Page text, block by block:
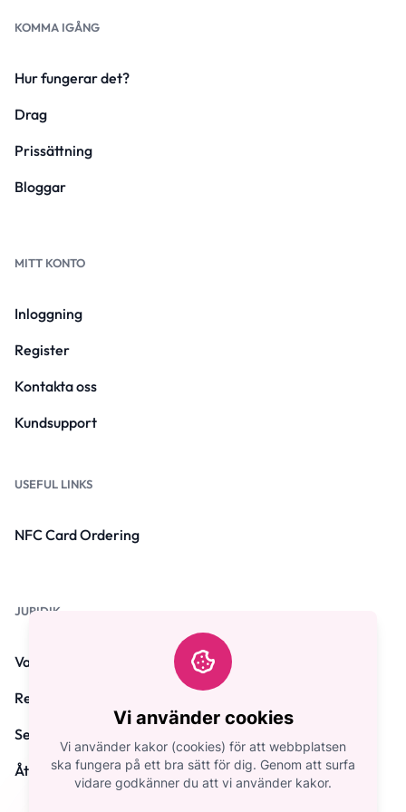
Vi använder cookies
Vi använder kakor (cookies) för att webbplatsen
ska fungera på ett bra sätt för dig. Genom att surfa
vidare godkänner du att vi använder kakor.
KOMMA IGÅNG
Hur fungerar det?
Drag
Prissättning
Bloggar
MITT KONTO
Inloggning
Register
Kontakta oss
Kundsupport
USEFUL LINKS
NFC Card Ordering
JURIDIK
Vanliga frågor
Regler och villkor
Sekretesspolicy
Återbetalningspolicy